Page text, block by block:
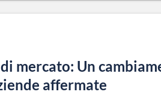
mercato: Un
affermate